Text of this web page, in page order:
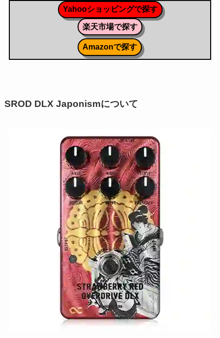
Yahooショッピングで探す
楽天市場で探す
Amazonで探す
SROD DLX Japonismについて